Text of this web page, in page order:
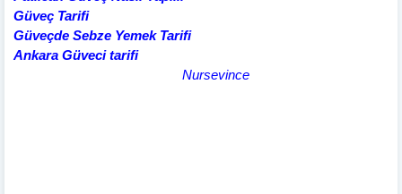
Güveç Tarifi
Güveçde Sebze Yemek Tarifi
Ankara Güveci tarifi
Nursevince